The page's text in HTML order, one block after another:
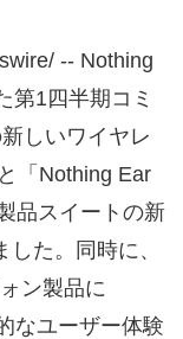
-- Nothing
第1四半期コミ
しいワイヤレ
「Nothing Ear
品スイートの新
た。同時に、
ン製品に
なユーザー体験